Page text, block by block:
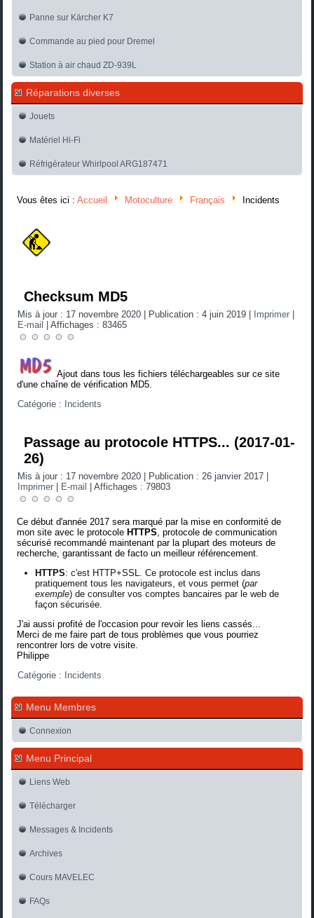
Panne sur Kärcher K7
Commande au pied pour Dremel
Station à air chaud ZD-939L
Réparations diverses
Jouets
Matériel Hi-Fi
Réfrigérateur Whirlpool ARG187471
Vous êtes ici :Accueil Motoculture Français Incidents
Checksum MD5
Mis à jour : 17 novembre 2020 Publication : 4 juin 2019 Imprimer
E-mail
|Affichages : 83465
Ajout dans tous les fichiers téléchargeables sur ce site
d'une chaîne de vérification MD5.
Catégorie :
Incidents
Passage au protocole HTTPS... (2017-01-
26)
Mis à jour : 17 novembre 2020 Publication : 26 janvier 2017
Imprimer
E-mail |Affichages : 79803
Ce début d'année 2017 sera marqué par la mise en conformité de
mon site avec le protocole HTTPS, protocole de communication
sécurisé recommandé maintenant par la plupart des moteurs de
recherche, garantissant de facto un meilleur référencement.
HTTPS: c'est HTTP+SSL. Ce protocole est inclus dans
pratiquement tous les navigateurs, et vous permet (par
exemple) de consulter vos comptes bancaires par le web de
façon sécurisée.
J'ai aussi profité de l'occasion pour revoir les liens cassés...
Merci de me faire part de tous problèmes que vous pourriez
rencontrer lors de votre visite.
Philippe
Catégorie :
Incidents
Menu Membres
Connexion
Menu Principal
Liens Web
Télécharger
Messages & Incidents
Archives
Cours MAVELEC
FAQs